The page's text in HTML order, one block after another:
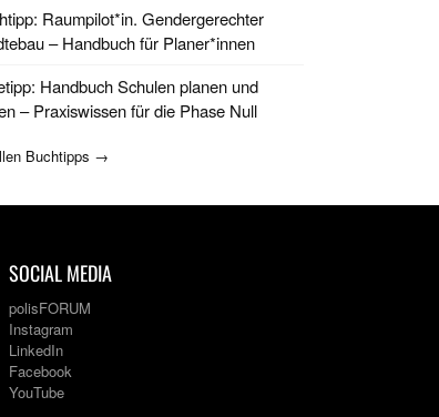
Raumpilot*in. Gendergerechter
– Handbuch für Planer*innen
Handbuch Schulen planen und
– Praxiswissen für die Phase Null
Buchtipps →
SOCIAL MEDIA
polisFORUM
Instagram
LinkedIn
Facebook
YouTube